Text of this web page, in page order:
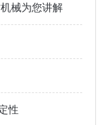
械为您讲解
性